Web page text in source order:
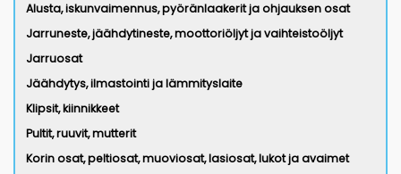
Alusta, iskunvaimennus, pyöränlaakerit ja ohjauksen osat
Jarruneste, jäähdytineste, moottoriöljyt ja vaihteistoöljyt
Jarruosat
Jäähdytys, ilmastointi ja lämmityslaite
Klipsit, kiinnikkeet
Pultit, ruuvit, mutterit
Korin osat, peltiosat, muoviosat, lasiosat, lukot ja avaimet